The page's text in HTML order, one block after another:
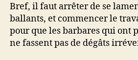
Bref, il faut arrêter de se
ballants, et commencer le
pour que les barbares qui ont
ne fassent pas de dégâts